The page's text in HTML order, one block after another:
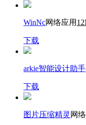
WinNc网络应用
下载
arkie智能设计助手
下载
图片压缩精灵 网